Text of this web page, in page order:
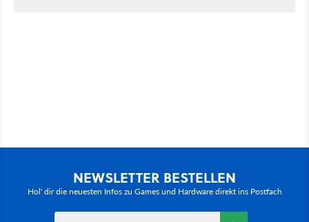
NEWSLETTER BESTELLEN
Hol' dir die neuesten Infos zu Games und Hardware direkt ins Postfach